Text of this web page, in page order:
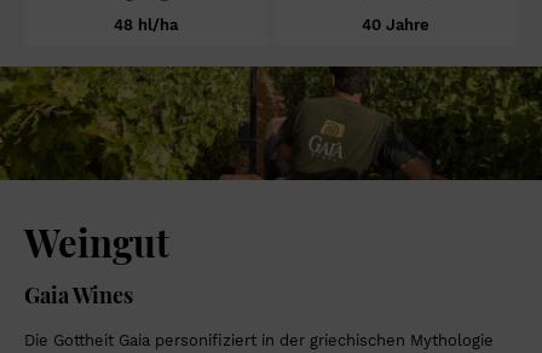
48 hl/ha 40 Jahre
Weingut
Gaia Wines
Die Gottheit Gaia personifiziert in der griechischen Mythologie